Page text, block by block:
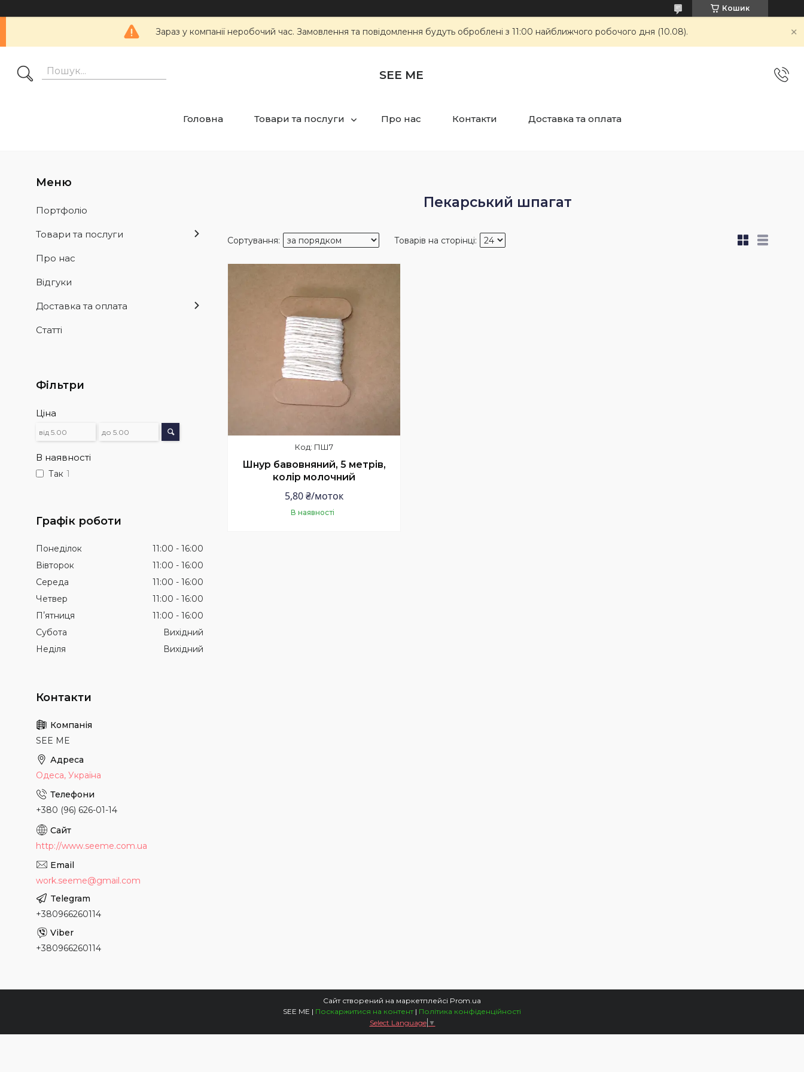
Кошик
Зараз у компанії неробочий час. Замовлення та повідомлення будуть оброблені з 11:00 найближчого робочого дня (10.08).
SEE ME
Головна Товари та послуги Про нас Контакти Доставка та оплата
Пекарський шпагат
ПШ7
Шнур бавовняний, 5 метрів,
колір молочний
5,80 ₴/моток
В наявності
Портфоліо
Товари та послуги
Про нас
Відгуки
Доставка та оплата
Статті
Фільтри
Ціна
В наявності
Так 1
Графік роботи
Понеділок 11:00
16:00
Вівторок
11:00
16:00
Середа
11:00
16:00
Четвер
11:00
16:00
Пʼятниця
11:00
16:00
Субота
Вихідний
Неділя
Вихідний
SEE ME
Одеса, Україна
+380 (96) 626-01-14
http://www.seeme.com.ua
work.seeme@gmail.com
+380966260114
+380966260114
Сайт створений на маркетплейсі Prom.ua
SEE ME | Поскаржитися на контент | Політика конфіденційності
Select Language ▼